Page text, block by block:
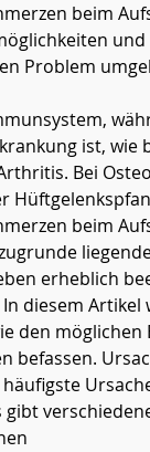
beim
Problem
ist, wie
Bei
beim
erheblich
diesem
den
befassen.
gibt